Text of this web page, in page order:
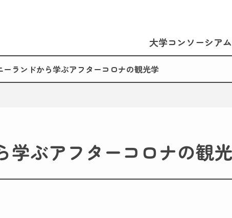
大学コンソーシア
ーランドから学ぶアフターコロナの観光学
学ぶアフターコロナの観